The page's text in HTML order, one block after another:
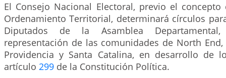
El Consejo Nacional Electoral, previo el
Ordenamiento Territorial, determinará círculos
Diputados de la Asamblea
representación de las comunidades de North End,
Providencia y Santa Catalina, en desarrollo de
artículo 299 de la Constitución Política.